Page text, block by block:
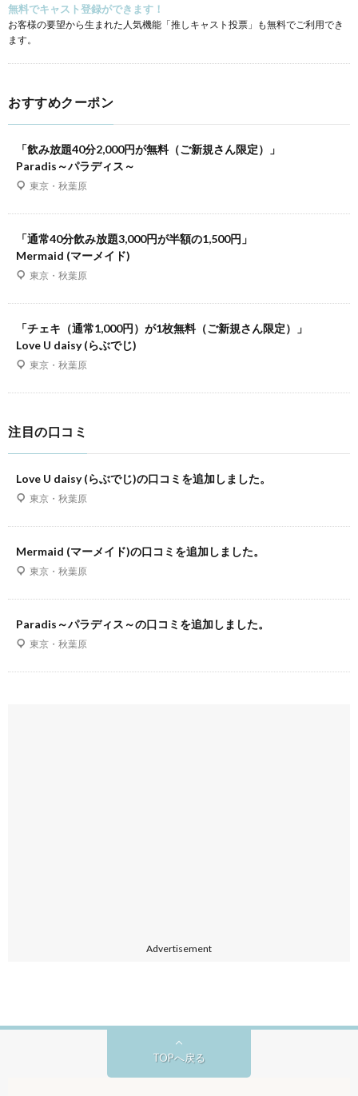
無料でキャスト登録ができます！
お客様の要望から生まれた人気機能「推しキャスト投票」も無料でご利用でき
ます。
おすすめクーポン
「飲み放題40分2,000円が無料（ご新規さん限定）」
Paradis～パラディス～
東京・秋葉原
「通常40分飲み放題3,000円が半額の1,500円」
Mermaid (マーメイド)
東京・秋葉原
「チェキ（通常1,000円）が1枚無料（ご新規さん限定）」
Love U daisy (らぶでじ)
東京・秋葉原
注目の口コミ
Love U daisy (らぶでじ)の口コミを追加しました。
東京・秋葉原
Mermaid (マーメイド)の口コミを追加しました。
東京・秋葉原
Paradis～パラディス～の口コミを追加しました。
東京・秋葉原
Advertisement
TOPへ戻る